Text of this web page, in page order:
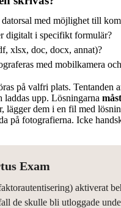
med möjlighet till
digitalt i specifikt formulär?
xlsx, doc, docx, annat)?
med mobilkamera
på valfri plats. Tentanden
laddas upp. Lösningarna
lägger dem i en fil med
på fotografierna. Icke
Exam
aktiverat
de skulle bli utloggade